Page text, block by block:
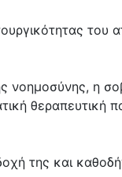
του
νοημοσύνης, η
θεραπευτική
της και